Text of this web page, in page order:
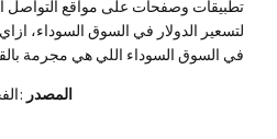
تطبيقات وصفحات على مواقع التواصل
لتسعير الدولار في السوق السوداء،
في السوق السوداء اللي هي مجرمة
المصدر